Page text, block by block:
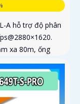
A hỗ trợ độ phân
xa 80m, ống